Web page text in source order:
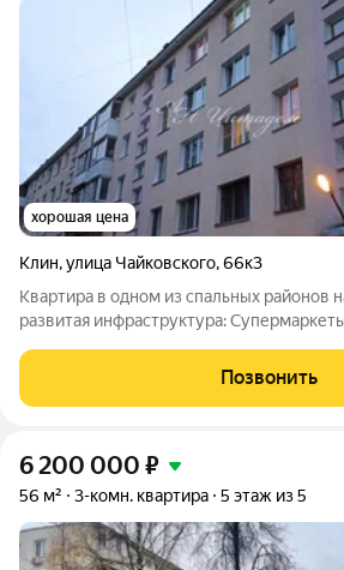
хорошая цена
Клин,улица Чайковского,66к3
Квартира в одном из спальных районов
развитая инфраструктура:
(маршруты: 437 Клин-Москва водный
городу), рестораны быстрого
Позвонить
6 200 000 ₽
56 м² 3-комн. квартира 5 этаж из 5